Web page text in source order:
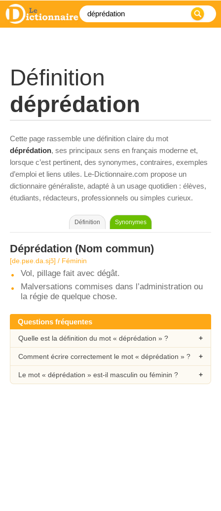
Définition
déprédation
Cette page rassemble une définition claire du mot
déprédation, ses principaux sens en français moderne et,
lorsque c’est pertinent, des synonymes, contraires, exemples
d’emploi et liens utiles. Le-Dictionnaire.com propose un
dictionnaire généraliste, adapté à un usage quotidien : élèves,
étudiants, rédacteurs, professionnels ou simples curieux.
Définition Synonymes
Déprédation (Nom commun)
[de.pʁe.da.sjɔ̃] / Féminin
Vol, pillage fait avec dégât.
Malversations commises dans l’administration ou
la régie de quelque chose.
Questions fréquentes
Quelle est la définition du mot « déprédation » ?
Comment écrire correctement le mot « déprédation » ?
Le mot « déprédation » est-il masculin ou féminin ?